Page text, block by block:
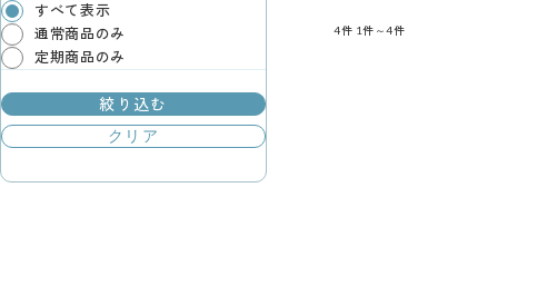
すべて表示
通常商品のみ
定期商品のみ
絞り込む
クリア
4件 1件～4件